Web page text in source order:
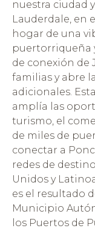
nuestra ciudad
Lauderdale, en
hogar de una
puertorriqueña
de conexión de
familias y abre
adicionales.
amplía las
turismo, el
de miles de
conectar a
redes de
Unidos y
es el resultado
Municipio
los Puertos de